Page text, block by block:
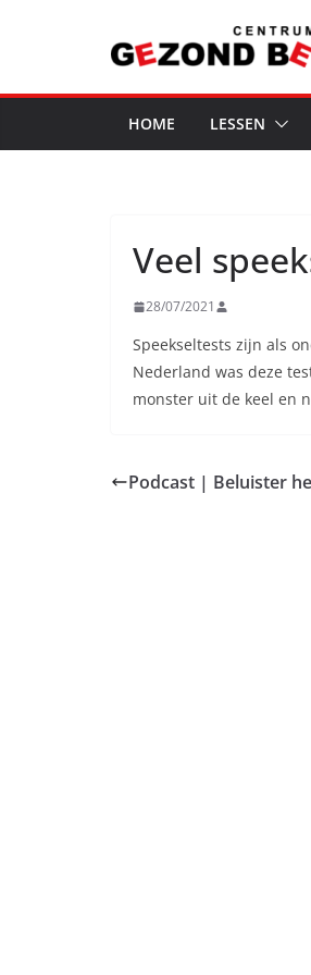
inhoud
HOME LESSEN
Veel
28/07/2021
Speekseltests zijn als
Nederland was deze
monster uit de keel en
Podcast | Beluister